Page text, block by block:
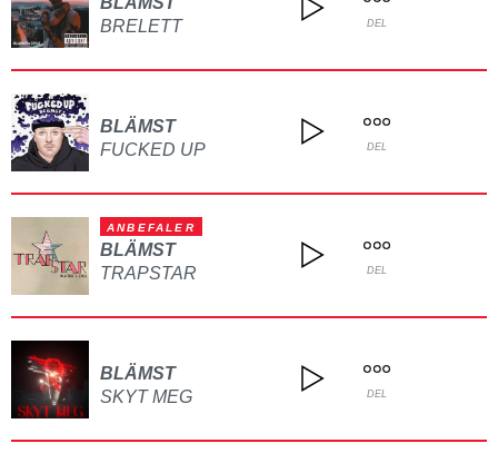
BRELETT
DEL
BLÄMST
FUCKED UP
DEL
ANBEFALER
BLÄMST
TRAPSTAR
DEL
BLÄMST
SKYT MEG
DEL